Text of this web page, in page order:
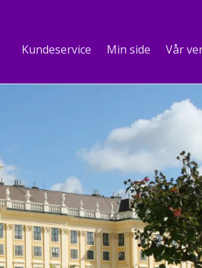
Kundeservice Min side Vår